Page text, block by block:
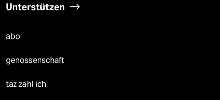
Unterstützen
abo
genossenschaft
taz zahl ich